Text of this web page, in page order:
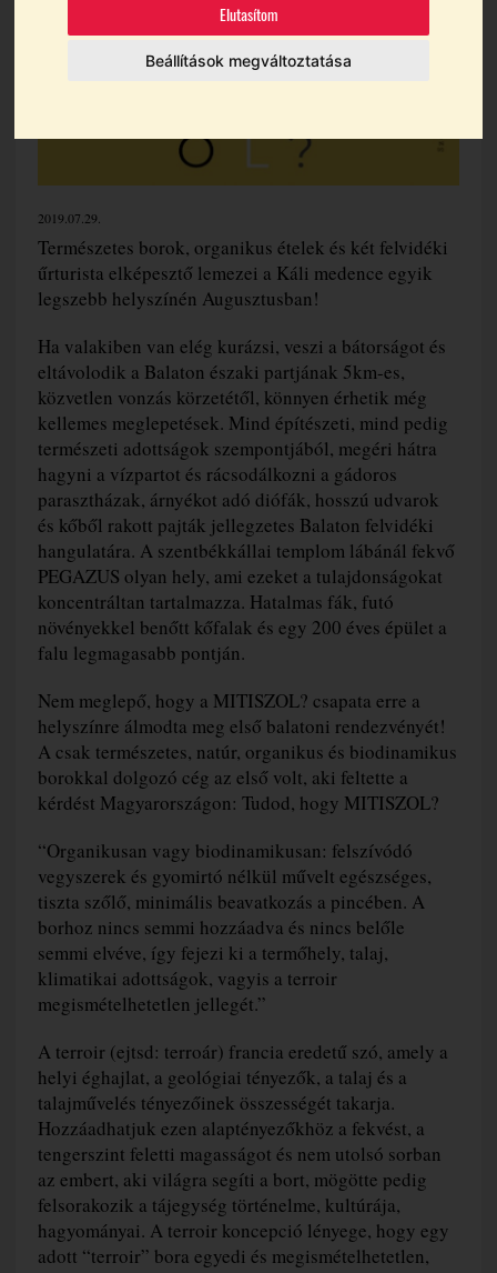
Elutasítom
Beállítások megváltoztatása
2019.07.29.
Természetes borok, organikus ételek és két felvidéki
űrturista elképesztő lemezei a Káli medence egyik
legszebb helyszínén Augusztusban!
Ha valakiben van elég kurázsi, veszi a bátorságot és
eltávolodik a Balaton északi partjának 5km-es,
közvetlen vonzás körzetétől, könnyen érhetik még
kellemes meglepetések. Mind építészeti, mind pedig
természeti adottságok szempontjából, megéri hátra
hagyni a vízpartot és rácsodálkozni a gádoros
parasztházak, árnyékot adó diófák, hosszú udvarok
és kőből rakott pajták jellegzetes Balaton felvidéki
hangulatára. A szentbékkállai templom lábánál fekvő
PEGAZUS olyan hely, ami ezeket a tulajdonságokat
koncentráltan tartalmazza. Hatalmas fák, futó
növényekkel benőtt kőfalak és egy 200 éves épület a
falu legmagasabb pontján.
Nem meglepő, hogy a MITISZOL? csapata erre a
helyszínre álmodta meg első balatoni rendezvényét!
A csak természetes, natúr, organikus és biodinamikus
borokkal dolgozó cég az első volt, aki feltette a
kérdést Magyarországon: Tudod, hogy MITISZOL?
“Organikusan vagy biodinamikusan: felszívódó
vegyszerek és gyomirtó nélkül művelt egészséges,
tiszta szőlő, minimális beavatkozás a pincében. A
borhoz nincs semmi hozzáadva és nincs belőle
semmi elvéve, így fejezi ki a termőhely, talaj,
klimatikai adottságok, vagyis a terroir
megismételhetetlen jellegét.”
A terroir (ejtsd: terroár) francia eredetű szó, amely a
helyi éghajlat, a geológiai tényezők, a talaj és a
talajművelés tényezőinek összességét takarja.
Hozzáadhatjuk ezen alaptényezőkhöz a fekvést, a
tengerszint feletti magasságot és nem utolsó sorban
az embert, aki világra segíti a bort, mögötte pedig
felsorakozik a tájegység történelme, kultúrája,
hagyományai. A terroir koncepció lényege, hogy egy
adott “terroir” bora egyedi és megismételhetetlen,